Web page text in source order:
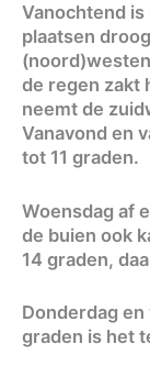
Vanochtend
plaatsen
de regen zakt
neemt de
Vanavond en
tot 11 graden.
Woensdag af
de buien ook
14 graden,
Donderdag
graden is het